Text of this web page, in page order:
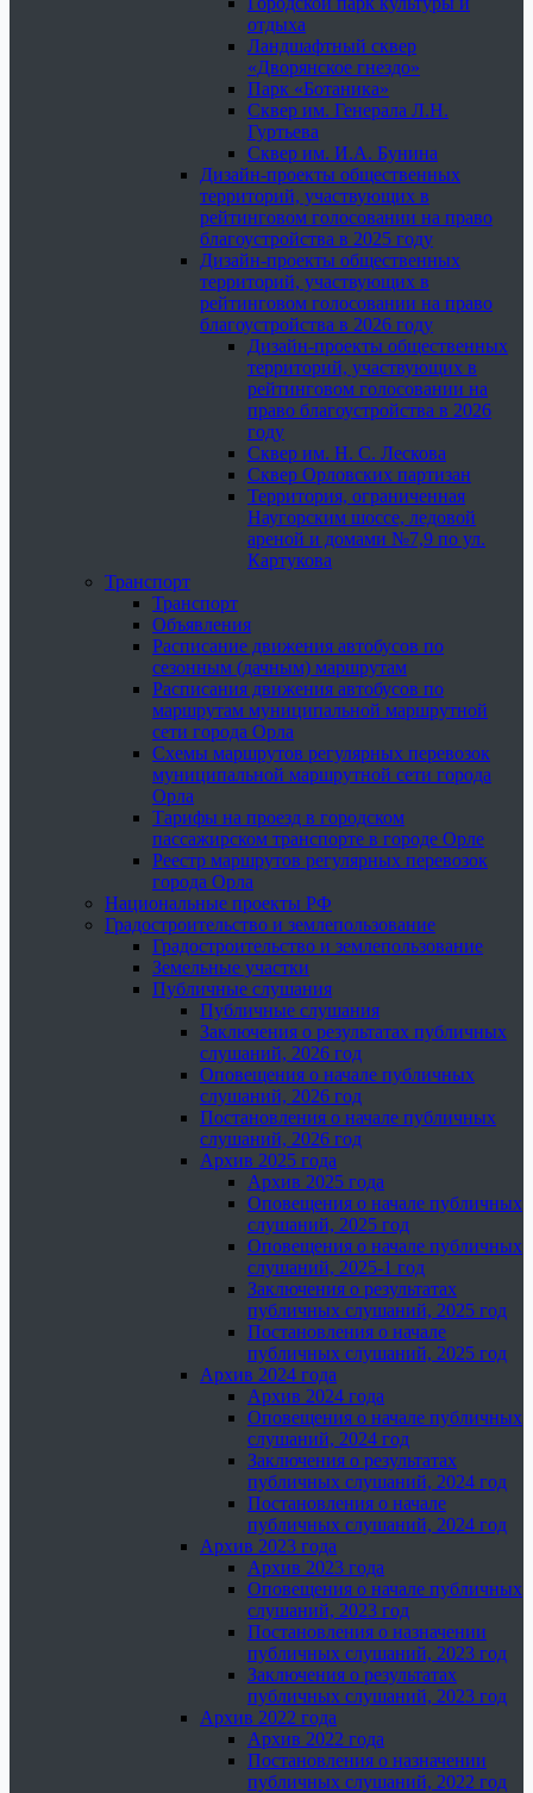
отдыха
Ландшафтный сквер
«Дворянское гнездо»
Парк «Ботаника»
Сквер им. Генерала Л.Н.
Гуртьева
Сквер им. И.А. Бунина
Дизайн-проекты общественных
территорий, участвующих в
рейтинговом голосовании на право
благоустройства в 2025 году
Дизайн-проекты общественных
территорий, участвующих в
рейтинговом голосовании на право
благоустройства в 2026 году
Дизайн-проекты общественных
территорий, участвующих в
рейтинговом голосовании на
право благоустройства в 2026
году
Сквер им. Н. С. Лескова
Сквер Орловских партизан
Территория, ограниченная
Наугорским шоссе, ледовой
ареной и домами №7,9 по ул.
Картукова
Транспорт
Транспорт
Объявления
Расписание движения автобусов по
сезонным (дачным) маршрутам
Расписания движения автобусов по
маршрутам муниципальной маршрутной
сети города Орла
Схемы маршрутов регулярных перевозок
муниципальной маршрутной сети города
Орла
Тарифы на проезд в городском
пассажирском транспорте в городе Орле
Реестр маршрутов регулярных перевозок
города Орла
Национальные проекты РФ
Градостроительство и землепользование
Градостроительство и землепользование
Земельные участки
Публичные слушания
Публичные слушания
Заключения о результатах публичных
слушаний, 2026 год
Оповещения о начале публичных
слушаний, 2026 год
Постановления о начале публичных
слушаний, 2026 год
Архив 2025 года
Архив 2025 года
Оповещения о начале публичных
слушаний, 2025 год
Оповещения о начале публичных
слушаний, 2025-1 год
Заключения о результатах
публичных слушаний, 2025 год
Постановления о начале
публичных слушаний, 2025 год
Архив 2024 года
Архив 2024 года
Оповещения о начале публичных
слушаний, 2024 год
Заключения о результатах
публичных слушаний, 2024 год
Постановления о начале
публичных слушаний, 2024 год
Архив 2023 года
Архив 2023 года
Оповещения о начале публичных
слушаний, 2023 год
Постановления о назначении
публичных слушаний, 2023 год
Заключения о результатах
публичных слушаний, 2023 год
Архив 2022 года
Архив 2022 года
Постановления о назначении
публичных слушаний, 2022 год